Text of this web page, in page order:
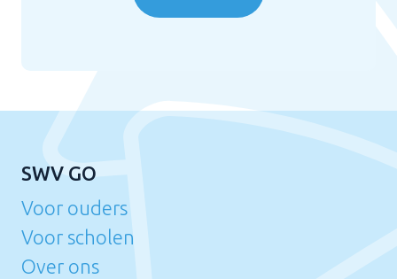
SWV GO
Voor ouders
Voor scholen
Over ons